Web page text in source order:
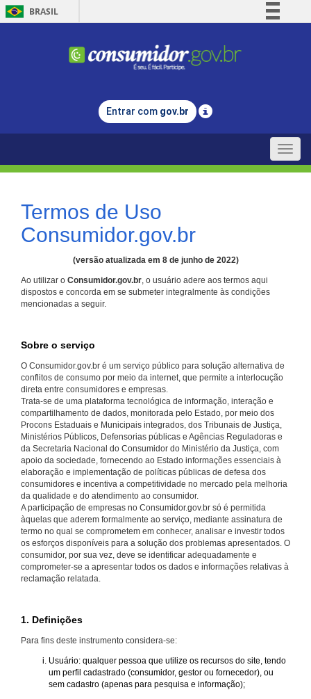
BRASIL
Comunica BR
Legislação
Entrar com gov.br
Toggle
Termos de Uso
Consumidor.gov.br
(versão atualizada em 8 de junho de 2022)
Ao utilizar o Consumidor.gov.br, o usuário adere aos termos aqui
dispostos e concorda em se submeter integralmente às condições
mencionadas a seguir.
Sobre o serviço
O Consumidor.gov.br é um serviço público para solução alternativa de
conflitos de consumo por meio da internet, que permite a interlocução
direta entre consumidores e empresas.
Trata-se de uma plataforma tecnológica de informação, interação e
compartilhamento de dados, monitorada pelo Estado, por meio dos
Procons Estaduais e Municipais integrados, dos Tribunais de Justiça,
Ministérios Públicos, Defensorias públicas e Agências Reguladoras e
da Secretaria Nacional do Consumidor do Ministério da Justiça, com
apoio da sociedade, fornecendo ao Estado informações essenciais à
elaboração e implementação de políticas públicas de defesa dos
consumidores e incentiva a competitividade no mercado pela melhoria
da qualidade e do atendimento ao consumidor.
A participação de empresas no Consumidor.gov.br só é permitida
àquelas que aderem formalmente ao serviço, mediante assinatura de
termo no qual se comprometem em conhecer, analisar e investir todos
os esforços disponíveis para a solução dos problemas apresentados. O
consumidor, por sua vez, deve se identificar adequadamente e
comprometer-se a apresentar todos os dados e informações relativas à
reclamação relatada.
1. Definições
Para fins deste instrumento considera-se:
Usuário: qualquer pessoa que utilize os recursos do site, tendo
um perfil cadastrado (consumidor, gestor ou fornecedor), ou
sem cadastro (apenas para pesquisa e informação);